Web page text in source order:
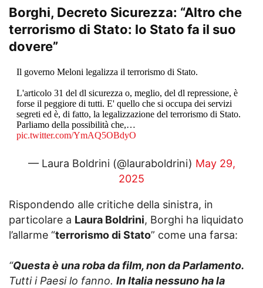
Borghi, Decreto Sicurezza: “Altro che
terrorismo di Stato: lo Stato fa il suo
dovere”
Il governo Meloni legalizza il terrorismo di Stato.
L'articolo 31 del dl sicurezza o, meglio, del dl repressione, è
forse il peggiore di tutti. E' quello che si occupa dei servizi
segreti ed è, di fatto, la legalizzazione del terrorismo di Stato.
Parliamo della possibilità che,…
pic.twitter.com/YmAQ5OBdyO
— Laura Boldrini (@lauraboldrini) May 29,
2025
Rispondendo alle critiche della sinistra, in
particolare a Laura Boldrini, Borghi ha liquidato
l’allarme “terrorismo di Stato” come una farsa:
“Questa è una roba da film, non da Parlamento.
Tutti i Paesi lo fanno. In Italia nessuno ha la